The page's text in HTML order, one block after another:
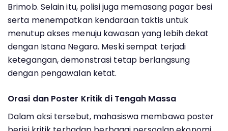
Brimob. Selain itu, polisi juga memasang pagar besi
serta menempatkan kendaraan taktis untuk
menutup akses menuju kawasan yang lebih dekat
dengan Istana Negara. Meski sempat terjadi
ketegangan, demonstrasi tetap berlangsung
dengan pengawalan ketat.
Orasi dan Poster Kritik di Tengah Massa
Dalam aksi tersebut, mahasiswa membawa poster